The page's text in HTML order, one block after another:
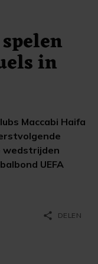
in
Maccabi Haifa
wedstrijden
UEFA
share DELEN